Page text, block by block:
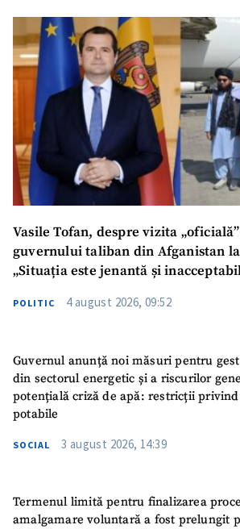
Vasile Tofan, despre vizita
guvernului taliban din Afganistan
„Situația este jenantă și
POLITIC 4 august 2026, 09:52
Guvernul anunță noi măsuri pentru
din sectorul energetic și a riscurilor
potențială criză de apă: restricții
potabile
SOCIAL 3 august 2026, 14:39
Termenul limită pentru finalizarea
amalgamare voluntară a fost prelungit